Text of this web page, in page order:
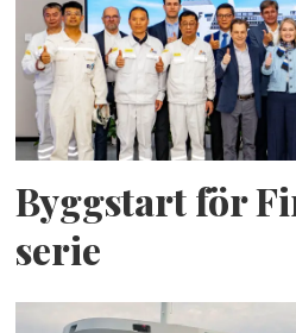
Byggstart för
serie